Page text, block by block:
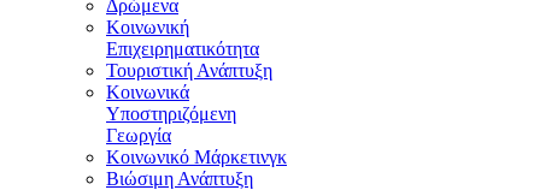
Δρώμενα
Κοινωνική
Επιχειρηματικότητα
Τουριστική Ανάπτυξη
Κοινωνικά
Υποστηριζόμενη
Γεωργία
Κοινωνικό Μάρκετινγκ
Βιώσιμη Ανάπτυξη